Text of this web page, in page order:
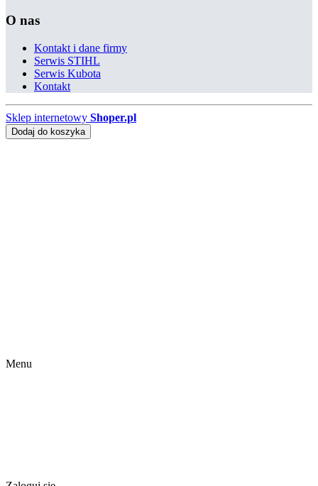
O nas
Kontakt i dane firmy
Serwis STIHL
Serwis Kubota
Kontakt
Sklep internetowy Shoper.pl
Dodaj do koszyka
Menu